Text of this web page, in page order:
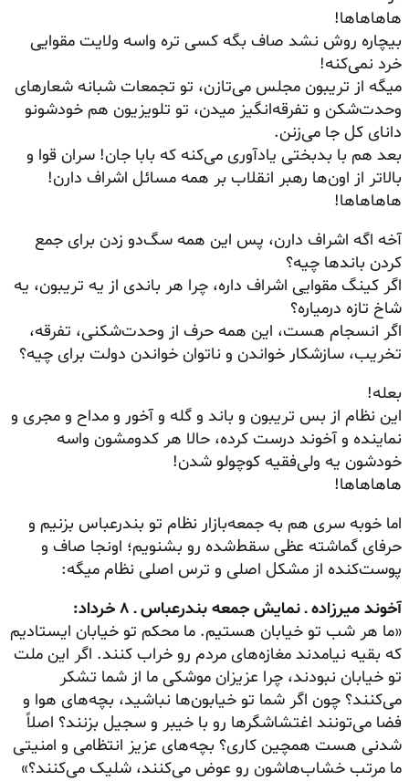
هاهاهاها!
بیچاره روش نشد صاف بگه کسی تره واسه ولایت مقوایی
خرد نمی‌کنه!
میگه از تریبون مجلس می‌تازن، تو تجمعات شبانه شعارهای
وحدت‌شکن و تفرقه‌انگیز میدن، تو تلویزیون هم خودشونو
دانای کل جا می‌زنن.
بعد هم با بدبختی یادآوری می‌کنه که بابا جان! سران قوا و
بالاتر از اون‌ها رهبر انقلاب بر همه مسائل اشراف دارن!
هاهاهاها!
آخه اگه اشراف دارن، پس این همه سگ‌دو زدن برای جمع
کردن باندها چیه؟
اگر کینگ مقوایی اشراف داره، چرا هر باندی از یه تریبون، یه
شاخ تازه درمیاره؟
اگر انسجام هست، این همه حرف از وحدت‌شکنی، تفرقه،
تخریب، سازشکار خواندن و ناتوان خواندن دولت برای چیه؟
بعله!
این نظام از بس تریبون و باند و گله و آخور و مداح و مجری و
نماینده و آخوند درست کرده، حالا هر کدومشون واسه
خودشون یه ولی‌فقیه کوچولو شدن!
هاهاهاها!
اما خوبه سری هم به جمعه‌بازار نظام تو بندرعباس بزنیم و
حرفای گماشته عظی سقط‌شده رو بشنویم؛ اونجا صاف و
پوست‌کنده از مشکل اصلی و ترس اصلی نظام میگه:
آخوند میرزاده ـ نمایش جمعه بندرعباس ـ ۸ خرداد:
«ما هر شب تو خیابان هستیم. ما محکم تو خیابان ایستادیم
که بقیه نیامدند مغازه‌های مردم رو خراب کنند. اگر این ملت
تو خیابان نبودند، چرا عزیزان موشکی ما از شما تشکر
می‌کنند؟ چون اگر شما تو خیابون‌ها نباشید، بچه‌های هوا و
فضا می‌تونند اغتشاشگرها رو با خیبر و سجیل بزنند؟ اصلاً
شدنی هست همچین کاری؟ بچه‌های عزیز انتظامی و امنیتی
ما مرتب خشاب‌هاشون رو عوض می‌کنند، شلیک می‌کنند؟»